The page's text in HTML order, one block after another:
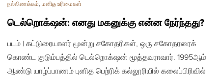
நல்லிணக்கம், மனித உரிமைகள்
டெல்றொக்‌ஷன்: எனது மகனுக்கு என்ன நேர்ந்தது?
படம் | கட்டுரையாளர் மூன்று சகோதரிகள், ஒரு சகோதரரைக்
கொண்ட குடும்பத்தில் டெல்றொக்‌ஷன் மூத்தவராவார். 1995ஆம்
ஆண்டு யாழ்ப்பாணம் புனித பெற்ரிக் கல்லூரியில் கலைப்பிரிவில்